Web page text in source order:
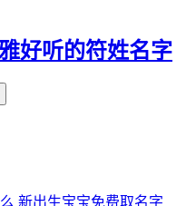
好听的符姓名字
新出生宝宝免费取名字